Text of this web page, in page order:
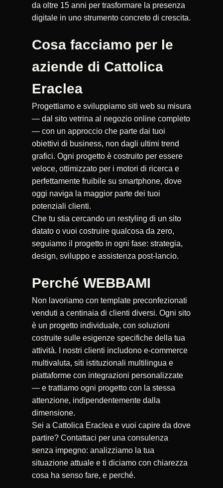
da oltre 15 anni per trasformare la presenza
digitale in uno strumento concreto di crescita.
Cosa facciamo per le
aziende di Cattolica
Eraclea
Progettiamo e sviluppiamo siti web su misura
— dal sito vetrina al negozio online completo
— con un approccio che parte dai tuoi
obiettivi di business, non dagli ultimi trend
grafici. Ogni progetto è costruito per essere
veloce, ottimizzato per i motori di ricerca e
perfettamente fruibile su smartphone, dove
oggi naviga la maggior parte dei tuoi
potenziali clienti.
Che tu stia cercando un restyling di un sito
datato o vuoi costruire qualcosa da zero,
seguiamo il progetto in ogni fase: strategia,
design, sviluppo e assistenza post-lancio.
Perché WEBBAMI
Non lavoriamo con template preconfezionati
venduti a centinaia di clienti diversi. Ogni sito
è un progetto individuale, con soluzioni
costruite sulle esigenze specifiche della tua
attività. I nostri clienti includono e-commerce
multivaluta, siti istituzionali multilingua e
piattaforme con integrazioni personalizzate
— e trattiamo ogni progetto con la stessa
attenzione, indipendentemente dalla
dimensione.
Sei a Cattolica Eraclea e vuoi capire da dove
partire? Contattaci per una consulenza
senza impegno: analizziamo la tua
situazione attuale e ti diciamo con chiarezza
cosa ha senso fare, e perché.